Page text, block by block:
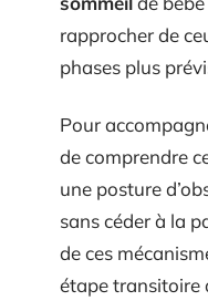
rapprocher de
phases plus
Pour
de comprendre
une posture
sans céder à la
de ces
étape transitoire